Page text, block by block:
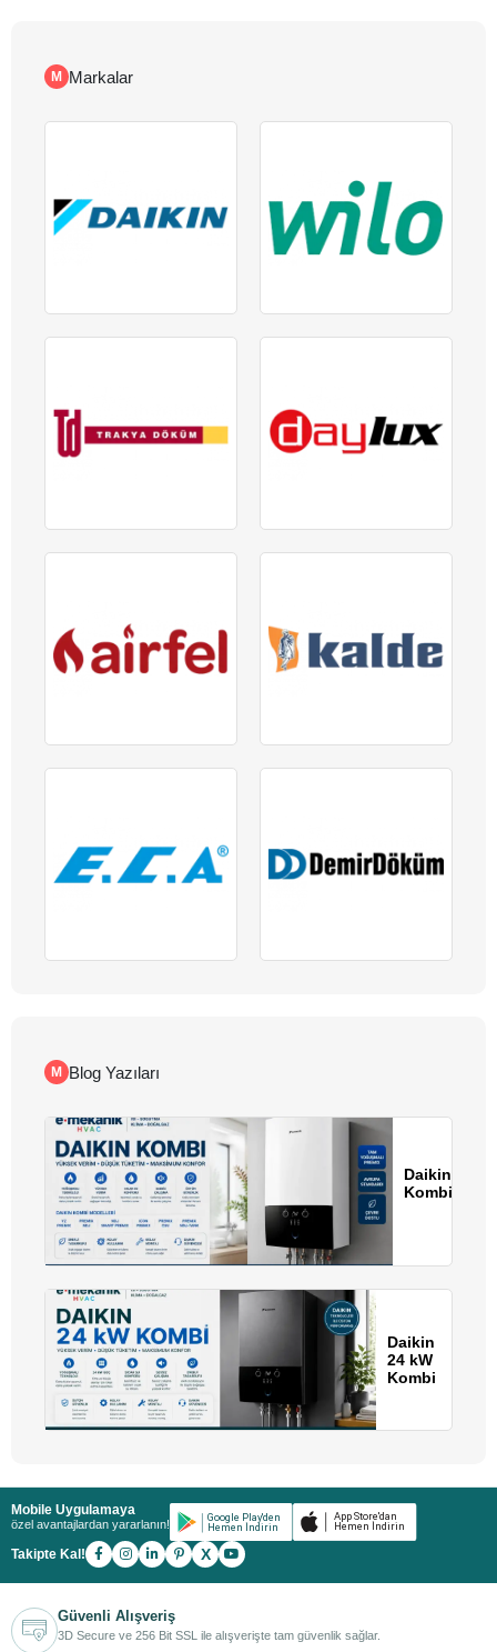
Markalar
Blog Yazıları
Daikin
Kombi
Daikin
24 kW
Kombi
Mobile Uygulamaya
özel avantajlardan yararlanın!
Takipte Kal! X
Güvenli Alışveriş
3D Secure ve 256 Bit SSL ile alışverişte tam güvenlik sağlar.